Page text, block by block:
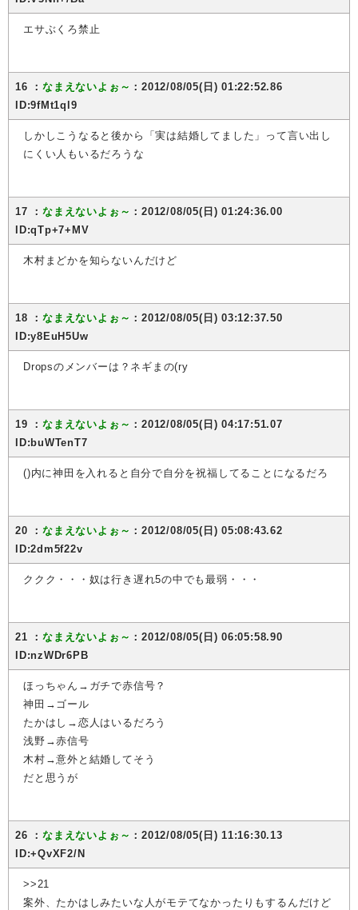
エサぶくろ禁止
16 ：なまえないよぉ～ ：2012/08/05(日) 01:22:52.86
ID:9fMt1ql9
しかしこうなると後から「実は結婚してました」って言い出し
にくい人もいるだろうな
17 ：なまえないよぉ～ ：2012/08/05(日) 01:24:36.00
ID:qTp+7+MV
木村まどかを知らないんだけど
18 ：なまえないよぉ～ ：2012/08/05(日) 03:12:37.50
ID:y8EuH5Uw
Dropsのメンバーは？ネギまの(ry
19 ：なまえないよぉ～ ：2012/08/05(日) 04:17:51.07
ID:buWTenT7
()内に神田を入れると自分で自分を祝福してることになるだろ
20 ：なまえないよぉ～ ：2012/08/05(日) 05:08:43.62
ID:2dm5f22v
ククク・・・奴は行き遅れ5の中でも最弱・・・
21 ：なまえないよぉ～ ：2012/08/05(日) 06:05:58.90
ID:nzWDr6PB
ほっちゃん→ガチで赤信号？
神田→ゴール
たかはし→恋人はいるだろう
浅野→赤信号
木村→意外と結婚してそう
だと思うが
26 ：なまえないよぉ～ ：2012/08/05(日) 11:16:30.13
ID:+QvXF2/N
>>21
案外、たかはしみたいな人がモテてなかったりもするんだけど